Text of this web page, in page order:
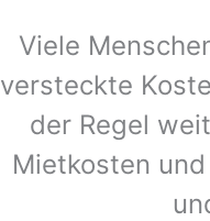
Viele
versteckte
der Regel
Mietkosten